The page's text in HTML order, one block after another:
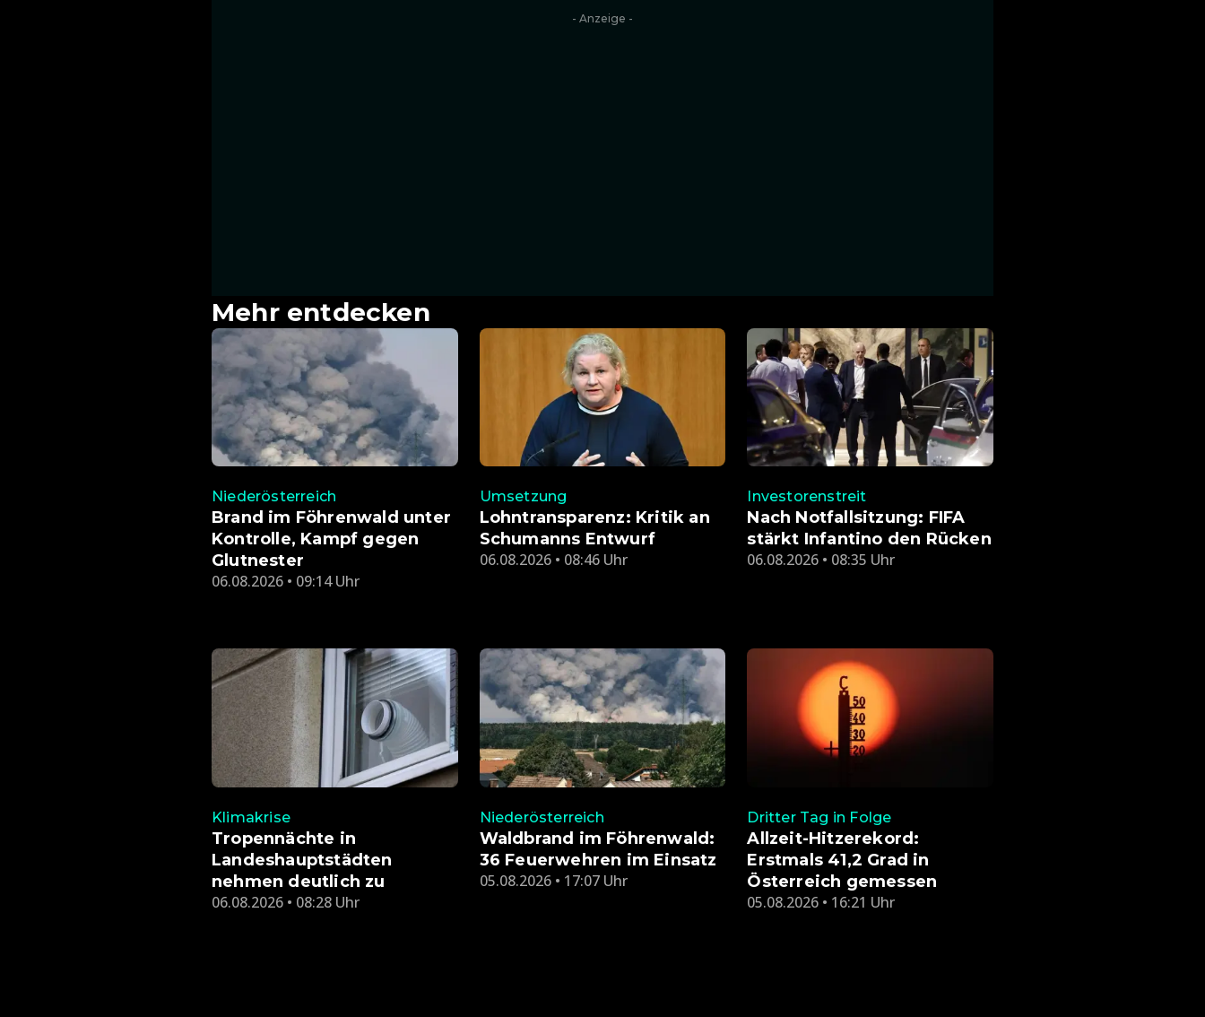
- Anzeige -
Mehr entdecken
Niederösterreich
Brand im Föhrenwald unter
Kontrolle, Kampf gegen
Glutnester
06.08.2026 • 09:14 Uhr
Umsetzung
Lohntransparenz: Kritik an
Schumanns Entwurf
06.08.2026 • 08:46 Uhr
Investorenstreit
Nach Notfallsitzung: FIFA
stärkt Infantino den Rücken
06.08.2026 • 08:35 Uhr
Klimakrise
Tropennächte in
Landeshauptstädten
nehmen deutlich zu
06.08.2026 • 08:28 Uhr
Niederösterreich
Waldbrand im Föhrenwald:
36 Feuerwehren im Einsatz
05.08.2026 • 17:07 Uhr
Dritter Tag in Folge
Allzeit-Hitzerekord:
Erstmals 41,2 Grad in
Österreich gemessen
05.08.2026 • 16:21 Uhr